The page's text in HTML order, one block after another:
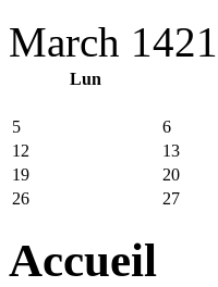
March 1421
Lun
5
6
12
13
19
20
26
27
Accueil